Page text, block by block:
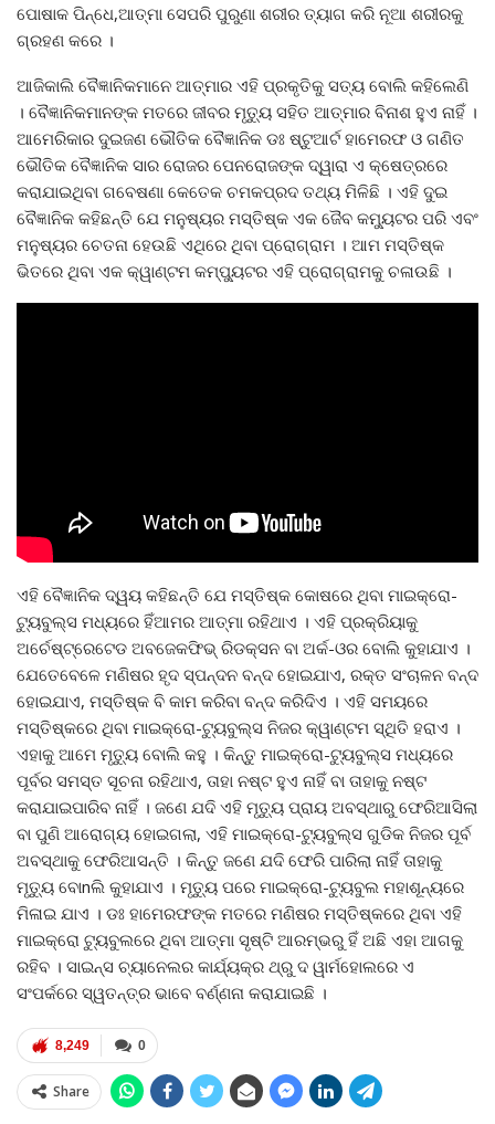
ପୋଷାକ ପିନ୍ଧେ,ଆତ୍ମା ସେପରି ପୁରୁଣା ଶରୀର ତ୍ୟାଗ କରି ନୂଆ ଶରୀରକୁ
ଗ୍ରହଣ କରେ ।
ଆଜିକାଲି ବୈଜ୍ଞାନିକମାନେ ଆତ୍ମାର ଏହି ପ୍ରକୃତିକୁ ସତ୍ୟ ବୋଲି କହିଲେଣି
। ବୈଜ୍ଞାନିକମାନଙ୍କ ମତରେ ଜୀବର ମୃତ୍ୟୁ ସହିତ ଆତ୍ମାର ବିନାଶ ହୁଏ ନାହିଁ ।
ଆମେରିକାର ଦୁଇଜଣ ଭୌତିକ ବୈଜ୍ଞାନିକ ଡଃ ଷ୍ଟୁଆର୍ଟ ହାମେରଫ ଓ ଗଣିତ
ଭୌତିକ ବୈଜ୍ଞାନିକ ସାର ରୋଜର ପେନରୋଜଙ୍କ ଦ୍ୱାରା ଏ କ୍ଷେତ୍ରରେ
କରାଯାଇଥିବା ଗବେଷଣା କେତେକ ଚମକପ୍ରଦ ତଥ୍ୟ ମିଳିଛି । ଏହି ଦୁଇ
ବୈଜ୍ଞାନିକ କହିଛନ୍ତି ଯେ ମନୁଷ୍ୟର ମସ୍ତିଷ୍କ ଏକ ଜୈବ କମ୍ୟୁଟର ପରି ଏବଂ
ମନୁଷ୍ୟର ଚେତନା ହେଉଛି ଏଥିରେ ଥିବା ପ୍ରୋଗ୍ରାମ । ଆମ ମସ୍ତିଷ୍କ
ଭିତରେ ଥିବା ଏକ କ୍ୱାଣ୍ଟମ କମ୍ପ୍ୟୁଟର ଏହି ପ୍ରୋଗ୍ରାମକୁ ଚଳାଉଛି ।
ଏହି ବୈଜ୍ଞାନିକ ଦ୍ୱୟ କହିଛନ୍ତି ଯେ ମସ୍ତିଷ୍କ କୋଷରେ ଥିବା ମାଇକ୍ରୋ-
ଟ୍ୟୁବୁଲ୍ସ ମଧ୍ୟରେ ହିଁଆମର ଆତ୍ମା ରହିଥାଏ । ଏହି ପ୍ରକ୍ରିୟାକୁ
ଅର୍ଚେଷ୍ଟ୍ରେଟେଡ ଅବଜେକଫିଭ୍‌ ରିଡକ୍ସନ ବା ଅର୍କ-ଓର ବୋଲି କୁହାଯାଏ ।
ଯେତେବେଳେ ମଣିଷର ହୃଦ ସ୍ପନ୍ଦନ ବନ୍ଦ ହୋଇଯାଏ, ରକ୍ତ ସଂଚାଳନ ବନ୍ଦ
ହୋଇଯାଏ, ମସ୍ତିଷ୍କ ବି କାମ କରିବା ବନ୍ଦ କରିଦିଏ । ଏହି ସମୟରେ
ମସ୍ତିଷ୍କରେ ଥିବା ମାଇକ୍ରୋ-ଟ୍ୟୁବୁଲ୍ସ ନିଜର କ୍ୱାଣ୍ଟମ ସ୍ଥିତି ହରାଏ ।
ଏହାକୁ ଆମେ ମୃତ୍ୟୁ ବୋଲି କହୁ । କିନ୍ତୁ ମାଇକ୍ରୋ-ଟ୍ୟୁବୁଲ୍ସ ମଧ୍ୟରେ
ପୂର୍ବର ସମସ୍ତ ସୂଚନା ରହିଥାଏ, ତାହା ନଷ୍ଟ ହୁଏ ନାହିଁ ବା ତାହାକୁ ନଷ୍ଟ
କରାଯାଇପାରିବ ନାହିଁ । ଜଣେ ଯଦି ଏହି ମୃତ୍ୟୁ ପ୍ରାୟ ଅବସ୍ଥାରୁ ଫେରିଆସିଲା
ବା ପୁଣି ଆରୋଗ୍ୟ ହୋଇଗଲା, ଏହି ମାଇକ୍ରୋ-ଟ୍ୟୁବୁଲ୍ସ ଗୁଡିକ ନିଜର ପୂର୍ବ
ଅବସ୍ଥାକୁ ଫେରିଆସନ୍ତି । କିନ୍ତୁ ଜଣେ ଯଦି ଫେରି ପାରିଲା ନାହିଁ ତାହାକୁ
ମୃତ୍ୟୁ ବୋnଲି କୁହାଯାଏ । ମୃତ୍ୟୁ ପରେ ମାଇକ୍ରୋ-ଟ୍ୟୁବୁଲ ମହାଶୂନ୍ୟରେ
ମିଳାଇ ଯାଏ । ଡଃ ହାମେରଫଙ୍କ ମତରେ ମଣିଷର ମସ୍ତିଷ୍କରେ ଥିବା ଏହି
ମାଇକ୍ରୋ ଟ୍ୟୁବୁଲରେ ଥିବା ଆତ୍ମା ସୃଷ୍ଟି ଆରମ୍ଭରୁ ହିଁ ଅଛି ଏହା ଆଗକୁ
ରହିବ । ସାଇନ୍ସ ଚ୍ୟାନେଲର କାର୍ଯ୍ୟକ୍ର ଥ୍ରୁ ଦ ୱାର୍ମହୋଲରେ ଏ
ସଂପର୍କରେ ସ୍ୱତନ୍ତ୍ର ଭାବେ ବର୍ଣ୍ଣନା କରାଯାଇଛି ।
0
8,249
Share